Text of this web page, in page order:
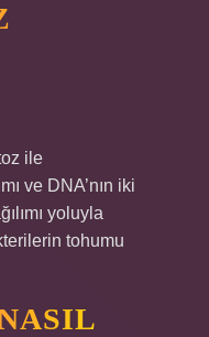
ile
ve DNA’nın iki
yoluyla
tohumu